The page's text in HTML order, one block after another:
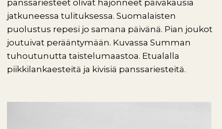
panssariesteet olivat hajonneet päiväkausia
jatkuneessa tulituksessa. Suomalaisten
puolustus repesi jo samana päivänä. Pian joukot
joutuivat perääntymään. Kuvassa Summan
tuhoutunutta taistelumaastoa. Etualalla
piikkilankaesteitä ja kivisiä panssariesteitä.